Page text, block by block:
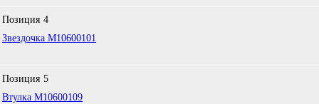
Позиция 4
Звездочка M10600101
Позиция 5
Втулка M10600109